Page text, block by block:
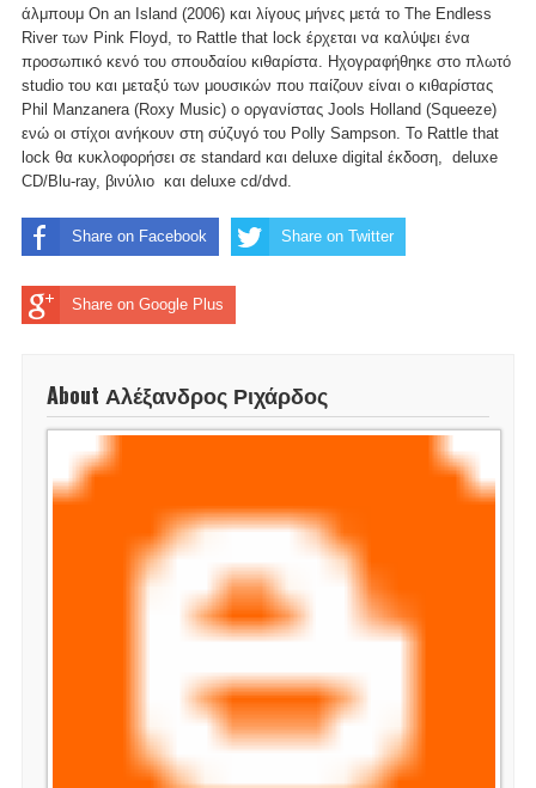
άλμπουμ On an Island (2006) και λίγους μήνες μετά το The Endless
River των Pink Floyd, το Rattle that lock έρχεται να καλύψει ένα
προσωπικό κενό του σπουδαίου κιθαρίστα. Ηχογραφήθηκε στο πλωτό
studio του και μεταξύ των μουσικών που παίζουν είναι ο κιθαρίστας
Phil Manzanera (Roxy Music) ο οργανίστας Jools Holland (Squeeze)
ενώ οι στίχοι ανήκουν στη σύζυγό του Polly Sampson. Το Rattle that
lock θα κυκλοφορήσει σε standard και deluxe digital έκδοση, deluxe
CD/Blu-ray, βινύλιο και deluxe cd/dvd.
Share on Facebook Share on Twitter
Share on Google Plus
About Αλέξανδρος Ριχάρδος